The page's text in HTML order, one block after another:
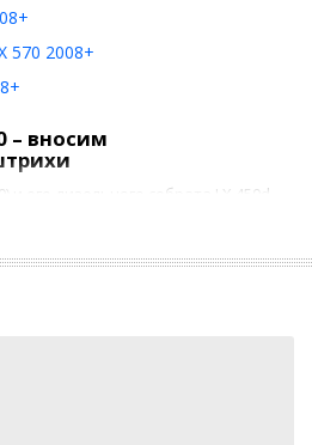
570 2008+
– вносим
и его дизельного собрата LX 450d
и комфорта. В доработку
монтаж камер кругового
салона с максимальной
Лексуса своими руками